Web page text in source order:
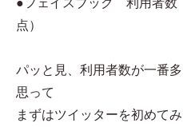
●フェイスブック 利用者
点）
パッと見、利用者数が一番
思って
まずはツイッターを初めて